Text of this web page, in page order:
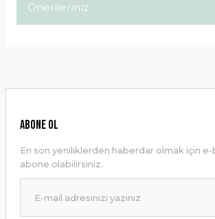
Önerileriniz
Ürün resmi kalitesiz, bozuk veya
Ürün bilgilerinde hatalar bulunuyor.
Ürün fiyatı diğer sitelerden daha pahalı.
Bu ürüne benzer farklı alternatifler olmalı.
ABONE OL
En son yeniliklerden haberdar olmak için
abone olabilirsiniz.